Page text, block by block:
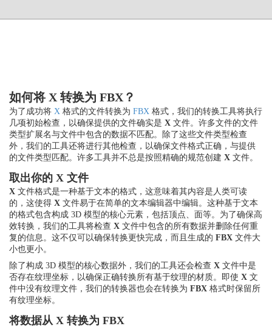
如何将 X 转换为 FBX？
为了成功将 X 格式的文件转换为 FBX 格式，我们的转换工具将执行
几项初始检查，以确保提供的文件确实是 X 文件。许多文件的文件
类型扩展名与文件中包含的数据不匹配。除了这些文件类型检查
外，我们的工具还将进行其他检查，以确保文件格式正确，与提供
的文件类型匹配。许多工具并不总是按照精确的规范创建 X 文件。
取出你的 X 文件
X 文件格式是一种基于文本的格式，这意味着其内容是人类可读
的，这使得 X 文件易于在简单的文本编辑器中编辑。这种基于文本
的格式包含构成 3D 模型的核心元素，包括顶点、面等。为了确保高
效转换，我们的工具将检查 X 文件中包含的所有数据并删除任何重
复的信息。这不仅可以确保转换更快完成，而且生成的 FBX 文件大
小也更小。
除了构成 3D 模型的核心数据外，我们的工具还会检查 X 文件中是
否存在纹理坐标，以确保正确转换所有基于纹理的材质。即使 X 文
件中没有纹理文件，我们的转换器也会在转换为 FBX 格式时保留所
有纹理坐标。
将数据从 X 转换为 FBX